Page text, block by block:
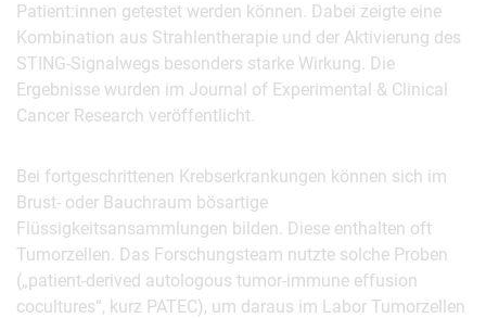
Patient:innen getestet werden können. Dabei zeigte eine
Kombination aus Strahlentherapie und der Aktivierung des
STING-Signalwegs besonders starke Wirkung. Die
Ergebnisse wurden im Journal of Experimental & Clinical
Cancer Research veröffentlicht.
Bei fortgeschrittenen Krebserkrankungen können sich im
Brust- oder Bauchraum bösartige
Flüssigkeitsansammlungen bilden. Diese enthalten oft
Tumorzellen. Das Forschungsteam nutzte solche Proben
(„patient-derived autologous tumor-immune effusion
cocultures“, kurz PATEC), um daraus im Labor Tumorzellen